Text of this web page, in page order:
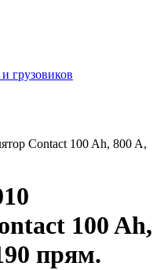
грузовиков
Contact 100 Ah, 800 A,
100 Ah,
прям.